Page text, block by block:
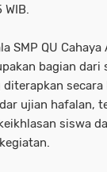
WIB.
SMP QU
bagian dari
diterapkan secara
ujian hafalan,
siswa